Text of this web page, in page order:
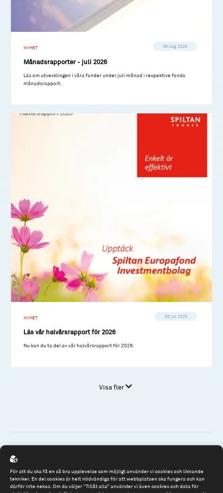
NYHET 06 aug 2026
Månadsrapporter - juli 2026
Läs om utvecklingen i våra fonder under juli månad i respektive fonds
månadsrapport.
NYHET 08 jul 2026
Läs vår halvårsrapport för 2026
Nu kan du ta del av vår halvårsrapport för 2026.
Visa fler
Riddargatan 17
114 57 Stockholm
För att du ska få en så bra upplevelse som möjligt använder vi cookies och liknande
tekniker. En del cookies är helt nödvändiga för att webbplatsen ska fungera och kan
därför inte nekas. Om du väljer “Tillåt alla” använder vi även cookies och data för